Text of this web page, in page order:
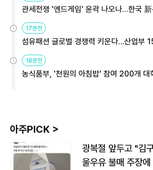
관세전쟁 '엔드게임' 윤곽 나오나…한국 新
용해야
17분전
섬유패션 글로벌 경쟁력 키운다…산업부
원
18분전
농식품부, '천원의 아침밥' 참여 200개 대
아주PICK >
광복절 앞두고 "김
울우유 불매 주장에